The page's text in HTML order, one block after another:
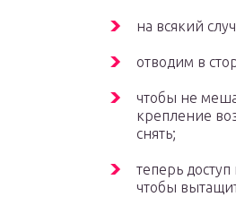
на всякий
отводим в
чтобы не
крепление
снять;
теперь
чтобы